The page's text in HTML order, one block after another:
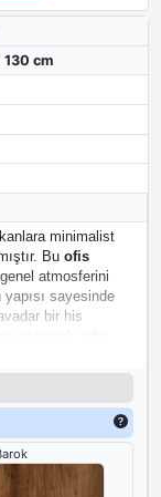
cm
minimalist
Bu ofis
atmosferini
sayesinde
bir his
için ideal